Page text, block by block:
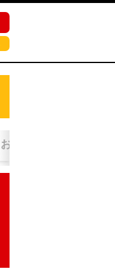
おかえり！クルー